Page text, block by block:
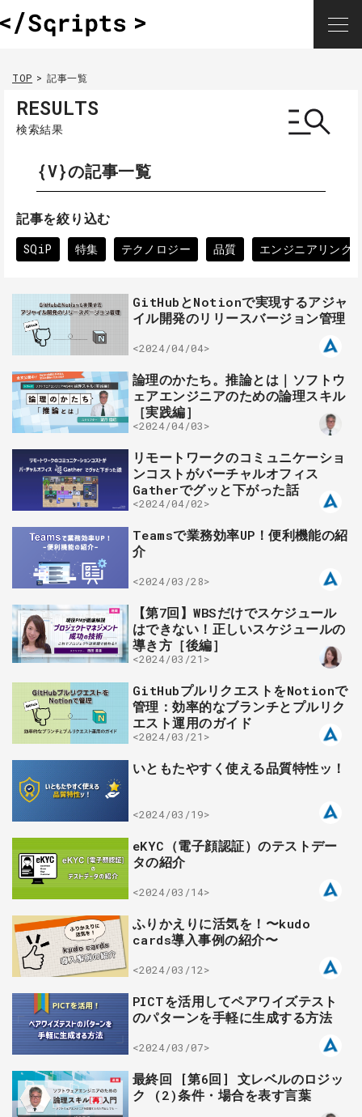
TOP 記事一覧
RESULTS
検索結果
{V}の記事一覧
記事を絞り込む
SQiP 特集 テクノロジー 品質 エンジニアリング
GitHubとNotionで実現するアジャ
イル開発のリリースバージョン管理
<2024/04/04>
論理のかたち。推論とは｜ソフトウ
ェアエンジニアのための論理スキル
［実践編］
<2024/04/03>
リモートワークのコミュニケーショ
ンコストがバーチャルオフィス
Gatherでグッと下がった話
<2024/04/02>
Teamsで業務効率UP！便利機能の紹
介
<2024/03/28>
【第7回】WBSだけでスケジュール
はできない！正しいスケジュールの
導き方［後編］
<2024/03/21>
GitHubプルリクエストをNotionで
管理：効率的なブランチとプルリク
エスト運用のガイド
<2024/03/21>
いともたやすく使える品質特性ッ！
<2024/03/19>
eKYC（電子顔認証）のテストデー
タの紹介
<2024/03/14>
ふりかえりに活気を！〜kudo
cards導入事例の紹介〜
<2024/03/12>
PICTを活用してペアワイズテスト
のパターンを手軽に生成する方法
<2024/03/07>
最終回 [第6回] 文レベルのロジッ
ク (2)条件・場合を表す言葉